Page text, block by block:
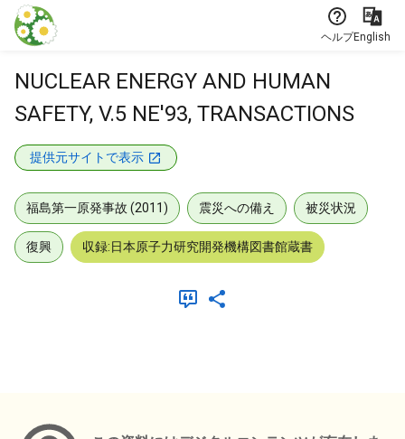
本文に飛ぶ
ヘルプEnglish
NUCLEAR ENERGY AND HUMAN
SAFETY, V.5 NE'93, TRANSACTIONS
提供元サイトで表示
福島第一原発事故 (2011) 震災への備え 被災状況
復興 収録:日本原子力研究開発機構図書館蔵書